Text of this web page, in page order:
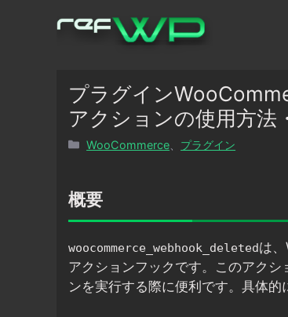
プラグイン
アクションの使用方法
カ
リ
ー
WooCommerce プラグイン
概要
woocommerce_webhook_deletedは
アクションフックです。このアク
ンを実行する際に便利です。具体的